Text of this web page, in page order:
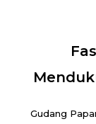
Gudang